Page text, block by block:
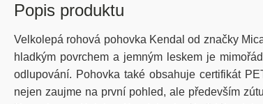
Popis produktu
Velkolepá rohová pohovka Kendal od značky
hladkým povrchem a jemným leskem je
odlupování. Pohovka také obsahuje certifikát
nejen zaujme na první pohled, ale především